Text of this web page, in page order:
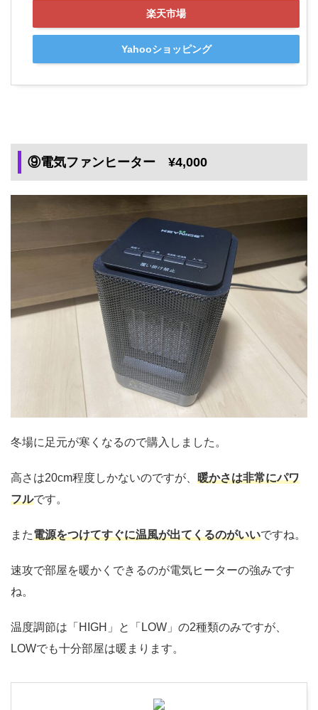
楽天市場
Yahooショッピング
⑨電気ファンヒーター ¥4,000
冬場に足元が寒くなるので購入しました。
高さは20cm程度しかないのですが、 暖かさは非常にパワ
フルです。
また電源をつけてすぐに温風が出てくるのがいいですね。
速攻で部屋を暖かくできるのが電気ヒーターの強みです
ね。
温度調節は「HIGH」と「LOW」の2種類のみですが、
LOWでも十分部屋は暖まります。